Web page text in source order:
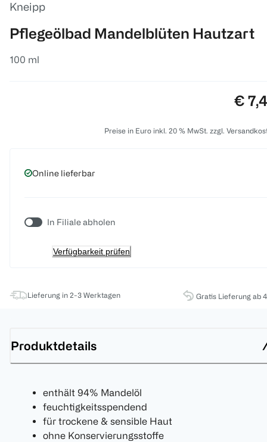
Kneipp
Pflegeölbad Mandelblüten Hautzart
100 ml
€
Preise in Euro inkl. 20 % MwSt. zzgl.
Online lieferbar
In Filiale abholen
Verfügbarkeit prüfen
Lieferung in 2-3 Werktagen Gratis Lieferung ab
Produktdetails
enthält 94% Mandelöl
feuchtigkeitsspendend
für trockene & sensible Haut
ohne Konservierungsstoffe